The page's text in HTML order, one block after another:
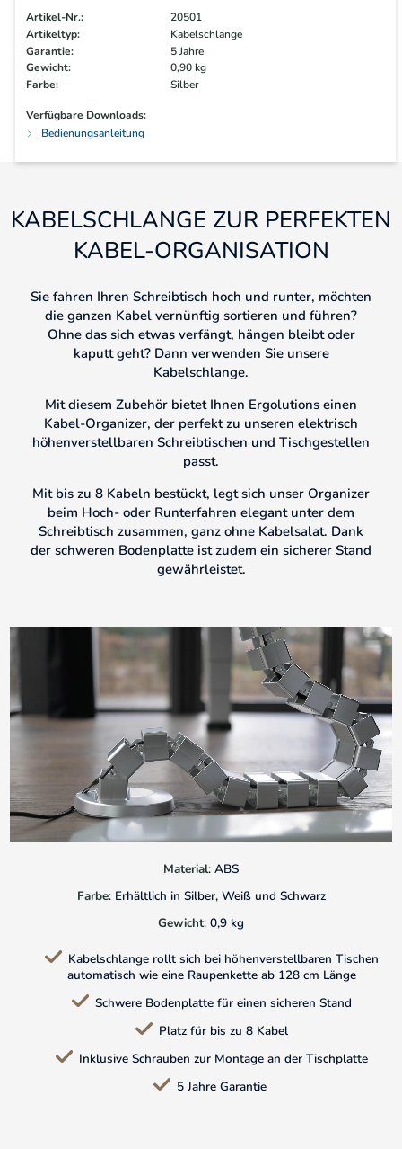
Artikel-Nr.:
20501
Artikeltyp:
Kabelschlange
Garantie:
5 Jahre
Gewicht:
0,90 kg
Farbe:
Silber
Verfügbare Downloads:
Bedienungsanleitung
KABELSCHLANGE ZUR PERFEKTEN
KABEL-ORGANISATION
Sie fahren Ihren Schreibtisch hoch und runter, möchten
die ganzen Kabel vernünftig sortieren und führen?
Ohne das sich etwas verfängt, hängen bleibt oder
kaputt geht? Dann verwenden Sie unsere
Kabelschlange.
Mit diesem Zubehör bietet Ihnen Ergolutions einen
Kabel-Organizer, der perfekt zu unseren elektrisch
höhenverstellbaren Schreibtischen und Tischgestellen
passt.
Mit bis zu 8 Kabeln bestückt, legt sich unser Organizer
beim Hoch- oder Runterfahren elegant unter dem
Schreibtisch zusammen, ganz ohne Kabelsalat. Dank
der schweren Bodenplatte ist zudem ein sicherer Stand
gewährleistet.
Kabelschlange rollt sich bei höhenverstellbaren Tischen
automatisch wie eine Raupenkette ab 128 cm Länge
Schwere Bodenplatte für einen sicheren Stand
Platz für bis zu 8 Kabel
Inklusive Schrauben zur Montage an der Tischplatte
5 Jahre Garantie
Material: ABS
Farbe: Erhältlich in Silber, Weiß und Schwarz
Gewicht: 0,9 kg